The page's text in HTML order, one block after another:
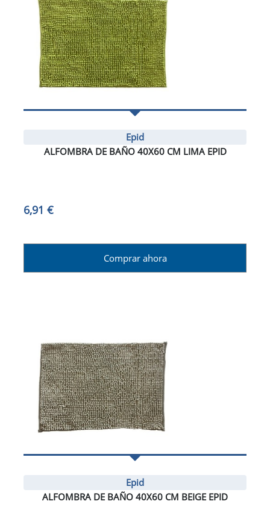
Epid
ALFOMBRA DE BAÑO 40X60 CM LIMA EPID
6,91 €
Comprar ahora
Epid
ALFOMBRA DE BAÑO 40X60 CM BEIGE EPID